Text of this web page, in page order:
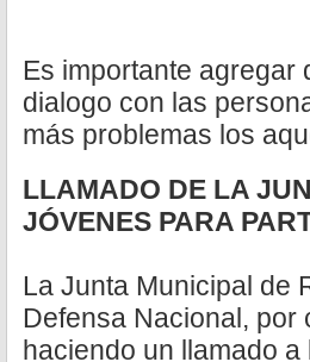
Es importante agregar
dialogo con las
más problemas los
LLAMADO DE LA
JÓVENES PARA
La Junta Municipal de
Defensa Nacional, por
haciendo un llamado